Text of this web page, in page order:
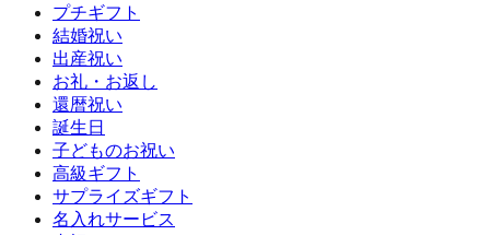
プチギフト
結婚祝い
出産祝い
お礼・お返し
還暦祝い
誕生日
子どものお祝い
高級ギフト
サプライズギフト
名入れサービス